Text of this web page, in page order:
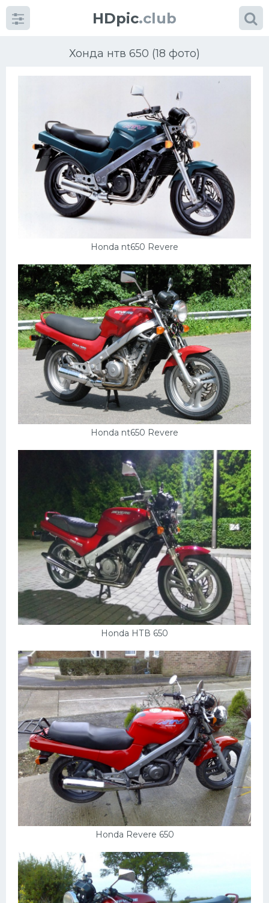
HDpic.club
Хонда нтв 650 (18 фото)
Honda nt650 Revere
Honda nt650 Revere
Honda НТВ 650
Honda Revere 650
Категории
Разное
Автомобили
Красивые фото машин
Ниссан
Пежо
Ауди
Гараж
Русские авто
Вольво
БМВ
МАЗ
Дэу
Скания
Форд
Черри
Кавасаки
Инфинити
ЛУАЗ
Фиат
Ситроен
Субару
Опель
Подводные лодки
Митсубиси
Киа
Танки
Крайслер